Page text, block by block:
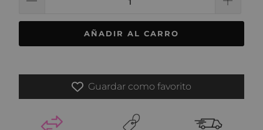
AÑADIR AL CARRO
Guardar como favorito